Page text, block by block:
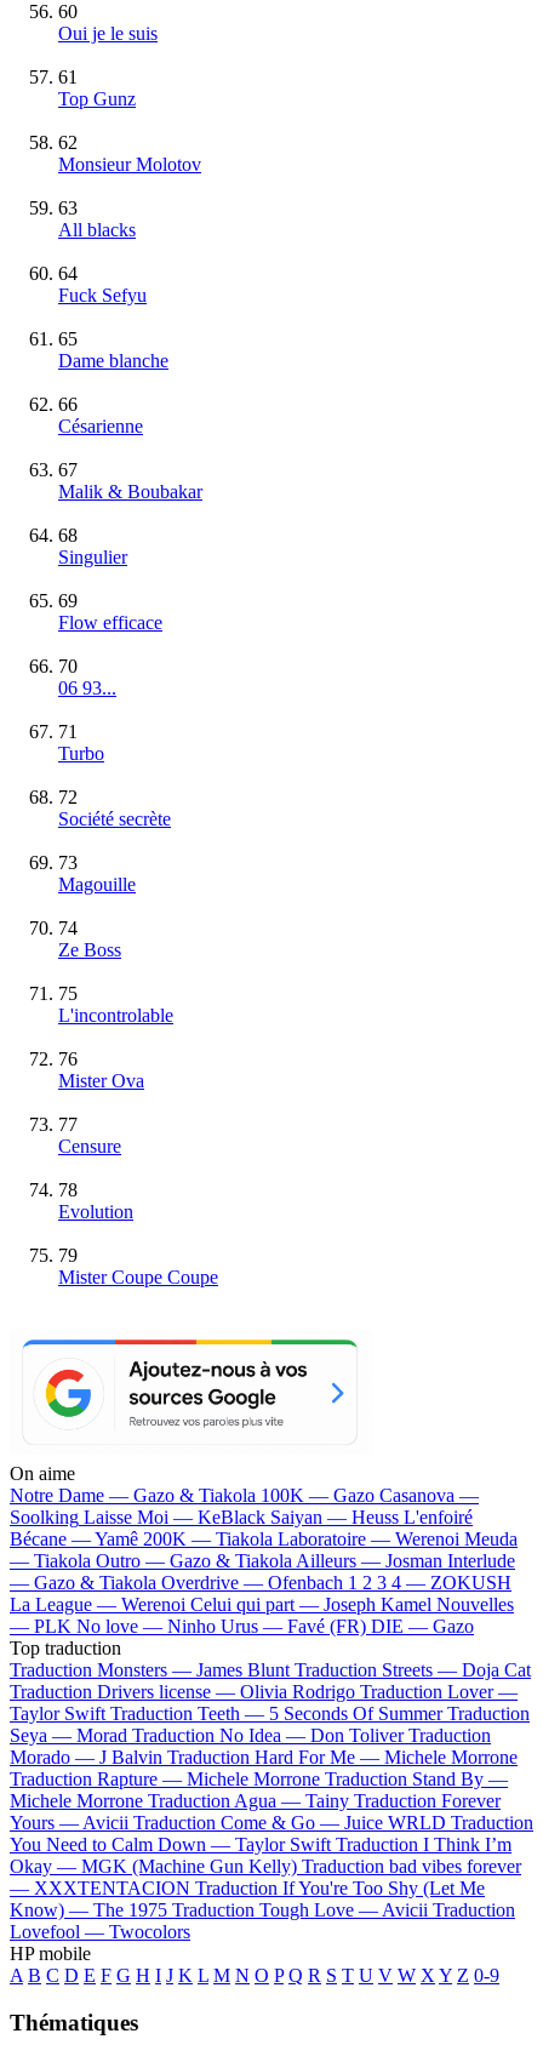
60
Oui je le suis
61
Top Gunz
62
Monsieur Molotov
63
All blacks
64
Fuck Sefyu
65
Dame blanche
66
Césarienne
67
Malik & Boubakar
68
Singulier
69
Flow efficace
70
06 93...
71
Turbo
72
Société secrète
73
Magouille
74
Ze Boss
75
L'incontrolable
76
Mister Ova
77
Censure
78
Evolution
79
Mister Coupe Coupe
On aime
Notre Dame — Gazo & Tiakola 100K — Gazo Casanova —
Soolking Laisse Moi — KeBlack Saiyan — Heuss L'enfoiré
Bécane —Yamê 200K — Tiakola Laboratoire — Werenoi Meuda
— Tiakola Outro — Gazo & Tiakola Ailleurs — Josman Interlude
— Gazo & Tiakola Overdrive — Ofenbach 1 2 3 4 — ZOKUSH
La League — Werenoi Celui qui part — Joseph Kamel Nouvelles
— PLK No love — Ninho Urus — Favé (FR) DIE — Gazo
Top traduction
Traduction Monsters — James Blunt Traduction Streets — Doja Cat
Traduction Drivers license — Olivia Rodrigo Traduction Lover —
Taylor Swift Traduction Teeth — 5 Seconds Of Summer Traduction
Seya — Morad Traduction No Idea — Don Toliver Traduction
Morado — J Balvin Traduction Hard For Me — Michele Morrone
Traduction Rapture — Michele Morrone Traduction Stand By —
Michele Morrone Traduction Agua — Tainy Traduction Forever
Yours — Avicii Traduction Come & Go — Juice WRLD Traduction
You Need to Calm Down — Taylor Swift Traduction I Think I’m
Okay — MGK (Machine Gun Kelly) Traduction bad vibes forever
— XXXTENTACION Traduction If You're Too Shy (Let Me
Know) — The 1975 Traduction Tough Love — Avicii Traduction
Lovefool — Twocolors
HP mobile
A B C D E F G H I J K L M N O P Q R S T U V W X Y Z 0-9
Thématiques